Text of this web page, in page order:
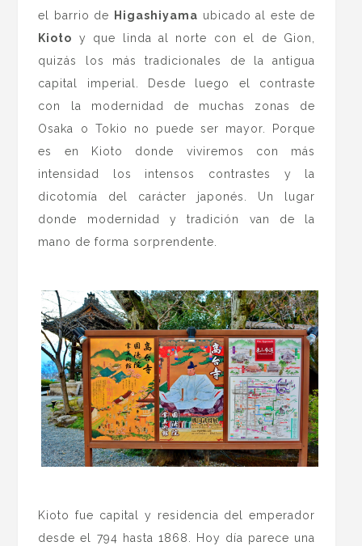
el barrio de
Higashiyama ubicado al este de
Kioto y que linda al norte con el de Gion,
quizás los más tradicionales de la antigua
capital imperial. Desde luego el contraste
con la modernidad de muchas zonas de
Osaka o Tokio no puede ser mayor. Porque
es en Kioto donde viviremos con más
intensidad los intensos contrastes y la
dicotomía del carácter japonés. Un lugar
donde modernidad y tradición van de la
mano de forma sorprendente.
Kioto fue capital y residencia del emperador
desde el 794 hasta 1868. Hoy día parece una